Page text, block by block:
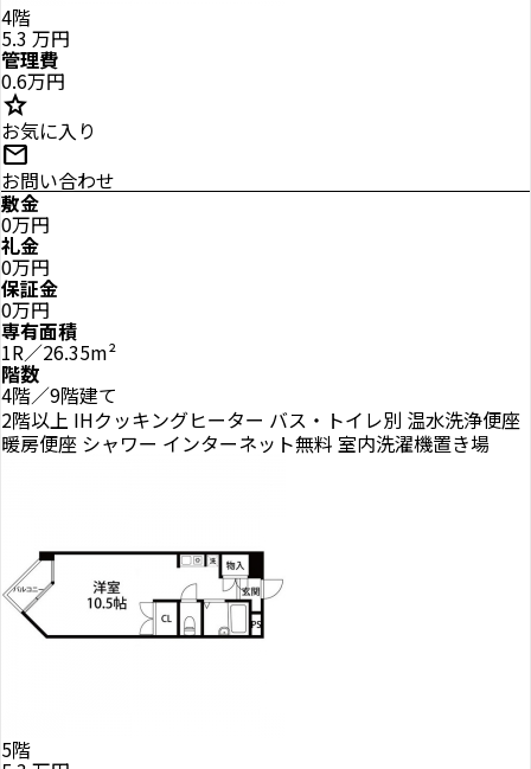
4階
5.3 万円
管理費
0.6万円
star
お気に入り
mail
お問い合わせ
敷金
0万円
礼金
0万円
保証金
0万円
専有面積
1R／26.35m²
階数
4階／9階建て
2階以上 IHクッキングヒーター バス・トイレ別 温水洗浄便座
暖房便座 シャワー インターネット無料 室内洗濯機置き場
5階